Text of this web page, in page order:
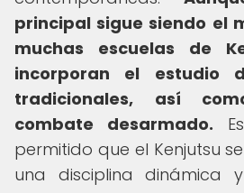
principal sigue siendo el
muchas escuelas de
incorporan el estudio
tradicionales, así
combate desarmado.
permitido que el Kenjutsu
una disciplina dinámica